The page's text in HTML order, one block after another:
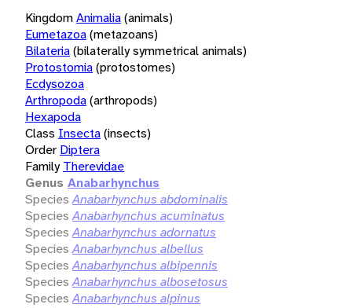
KingdomAnimalia(animals)
Eumetazoa(metazoans)
Bilateria(bilaterally symmetrical animals)
Protostomia(protostomes)
Ecdysozoa
Arthropoda(arthropods)
Hexapoda
Class Insecta(insects)
Order Diptera
Family Therevidae
Genus Anabarhynchus
Species Anabarhynchus abdominalis
Species Anabarhynchus acuminatus
Species Anabarhynchus adornatus
Species Anabarhynchus albellus
Species Anabarhynchus albipennis
Species Anabarhynchus albosetosus
Species Anabarhynchus alpinus